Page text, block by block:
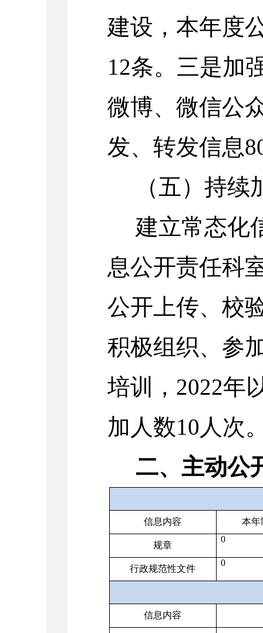
建设，本年度
12条。三是加
微博、微信公
发、转发信息
（五）持
建立常态化
息公开责任科
公开上传、校
积极组织、参
培训， 2022年
加人数10 人次
二、主动公
信息内容 本年
规章
0
行政规范性文件
0
信息内容